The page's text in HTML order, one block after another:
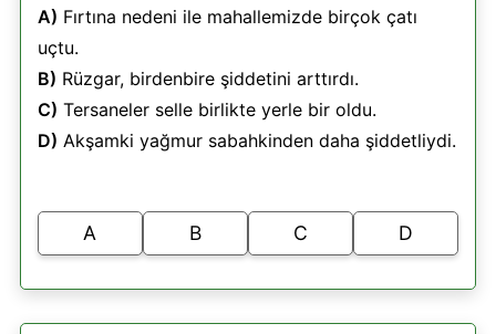
A) Fırtına nedeni ile mahallemizde birçok çatı
uçtu.
B) Rüzgar, birdenbire şiddetini arttırdı.
C) Tersaneler selle birlikte yerle bir oldu.
D) Akşamki yağmur sabahkinden daha şiddetliydi.
A B C D